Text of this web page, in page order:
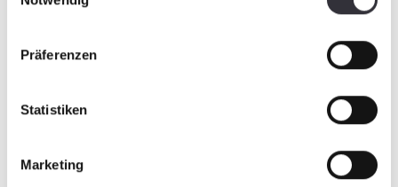
Präferenzen
Statistiken
Marketing